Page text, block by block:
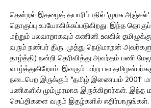
தென்றல் இதழைத் தயாரிப்பதில் 'முரசு
தொகுப்பு உபயோகிக்கப்படுகிறது. இந்த
மற்றும் பலவாறாகவும் கணினி உலகில்
வரும் நண்பர் திரு. முத்து நெடுமாறன்
தாழ்த்தி) நன்றி தெரிவித்து அவர்தம் பணி
வாழ்த்துகிறோம். இவரும் மற்ற பல
நடைபெற இருக்கும் "தமிழ் இணையம் 2001"
பணிகளில் மும்முரமாக இருக்கிறார்கள். இந்த
செய்திகளை வரும் இதழ்களில் எதிர்பாருங்கள்.